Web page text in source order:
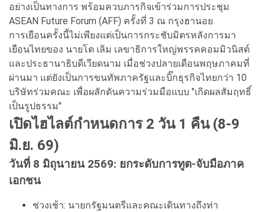
อย่างเป็นทางการ พร้อมควบภารกิจเข้าร่วมการประชุม
ASEAN Future Forum (AFF) ครั้งที่ 3 ณ กรุงฮานอย
การเยือนครั้งนี้ไม่เพียงแต่เป็นการกระชับมิตรหลังการมา
เยือนไทยของ นายโต เลิม เลขาธิการใหญ่พรรคคอมมิวนิสต์
และประธานาธิบดีเวียดนาม เมื่อช่วงปลายเดือนพฤษภาคมที่
ผ่านมา แต่ยังเป็นการขนทัพภาครัฐและบิ๊กธุรกิจไทยกว่า 10
บริษัทร่วมคณะ เพื่อผลักดันความร่วมมือแบบ "เกิดผลสัมฤทธิ์
เป็นรูปธรรม"
เปิดไฮไลต์กำหนดการ 2 วัน 1 คืน (8-9
มิ.ย. 69)
วันที่ 8 มิถุนายน 2569: ยกระดับการทูต-จับมือภาค
เอกชน
ช่วงเช้า: นายกรัฐมนตรีและคณะเดินทางถึงท่า